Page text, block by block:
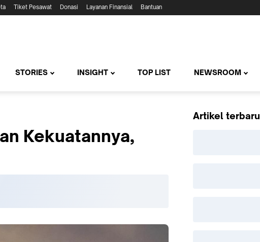
Tiket Pesawat Donasi Layanan Finansial Bantuan
STORIES INSIGHT TOP LIST NEWSROOM
Kekuatannya,
Artikel terbaru